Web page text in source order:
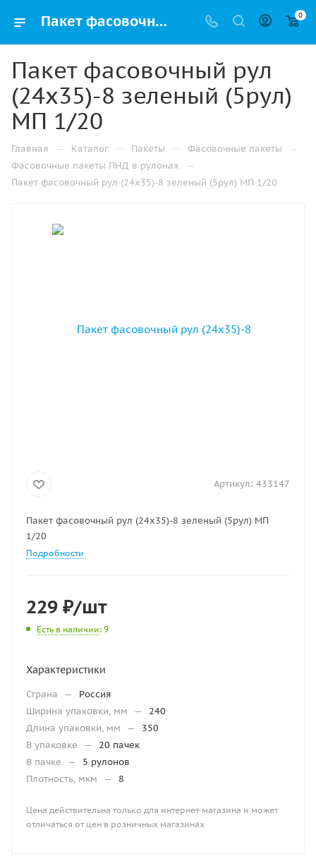
Пакет фасовочный рул (24х35)-8 зеленый (5рул) МП 1/20 купить в Ижевске с доставкой оптом и в розницу 0
Пакет фасовочный рул
(24х35)-8 зеленый (5рул)
МП 1/20
Главная — Каталог — Пакеты — Фасовочные пакеты —
Фасовочные пакеты ПНД в рулонах —
Пакет фасовочный рул (24х35)-8 зеленый (5рул) МП 1/20
Артикул: 433147
Пакет фасовочный рул (24х35)-8 зеленый (5рул) МП
1/20
Подробности
229 ₽/шт
Есть в наличии: 9
Характеристики
Страна —
Россия
Ширина упаковки, мм
—
240
Длина упаковки, мм
—
350
В упаковке
—
20 пачек
В пачке
—
5 рулонов
Плотность, мкм
— 8
Цена действительна только для интернет-магазина и может
отличаться от цен в розничных магазинах